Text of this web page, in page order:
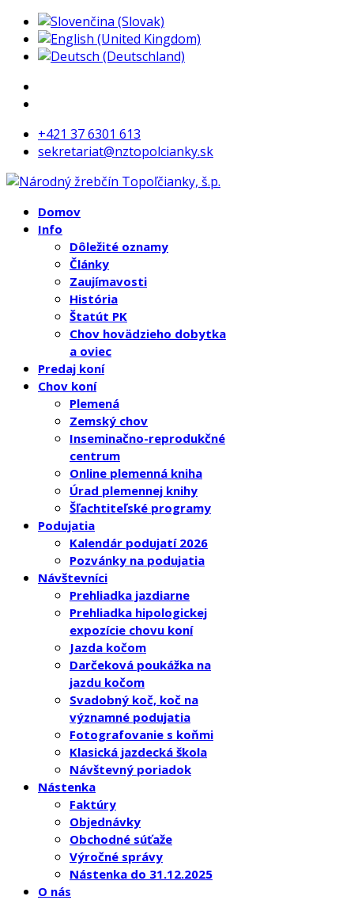
+421 37 6301 613
sekretariat@nztopolcianky.sk
Domov
Info
Dôležité oznamy
Články
Zaujímavosti
História
Štatút PK
Chov hovädzieho dobytka
a oviec
Predaj koní
Chov koní
Plemená
Zemský chov
Inseminačno-reprodukčné
centrum
Online plemenná kniha
Úrad plemennej knihy
Šľachtiteľské programy
Podujatia
Kalendár podujatí 2026
Pozvánky na podujatia
Návštevníci
Prehliadka jazdiarne
Prehliadka hipologickej
expozície chovu koní
Jazda kočom
Darčeková poukážka na
jazdu kočom
Svadobný koč, koč na
významné podujatia
Fotografovanie s koňmi
Klasická jazdecká škola
Návštevný poriadok
Nástenka
Faktúry
Objednávky
Obchodné súťaže
Výročné správy
Nástenka do 31.12.2025
O nás